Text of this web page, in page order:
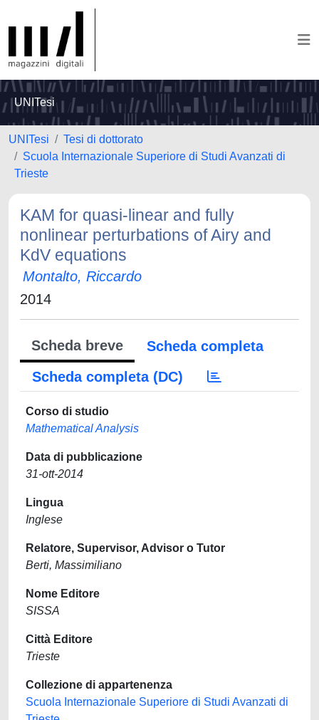
UNITesi
UNITesi
Tesi di dottorato
Scuola Internazionale Superiore di Studi Avanzati di
Trieste
KAM for quasi-linear and fully
nonlinear perturbations of Airy and
KdV equations
Montalto, Riccardo
2014
Scheda breve
Scheda completa
Scheda completa (DC)
Corso di studio
Mathematical Analysis
Data di pubblicazione
31-ott-2014
Lingua
Inglese
Relatore, Supervisor, Advisor o Tutor
Berti, Massimiliano
Nome Editore
SISSA
Città Editore
Trieste
Collezione di appartenenza
Scuola Internazionale Superiore di Studi Avanzati di